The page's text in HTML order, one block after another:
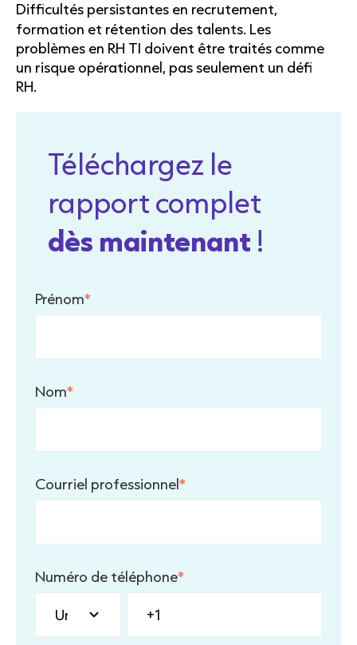
Difficultés persistantes en recrutement,
formation et rétention des talents. Les
problèmes en RH TI doivent être traités comme
un risque opérationnel, pas seulement un défi
RH.
Téléchargez le
rapport complet
dès maintenant !
Prénom*
Nom*
Courriel professionnel*
Numéro de téléphone*